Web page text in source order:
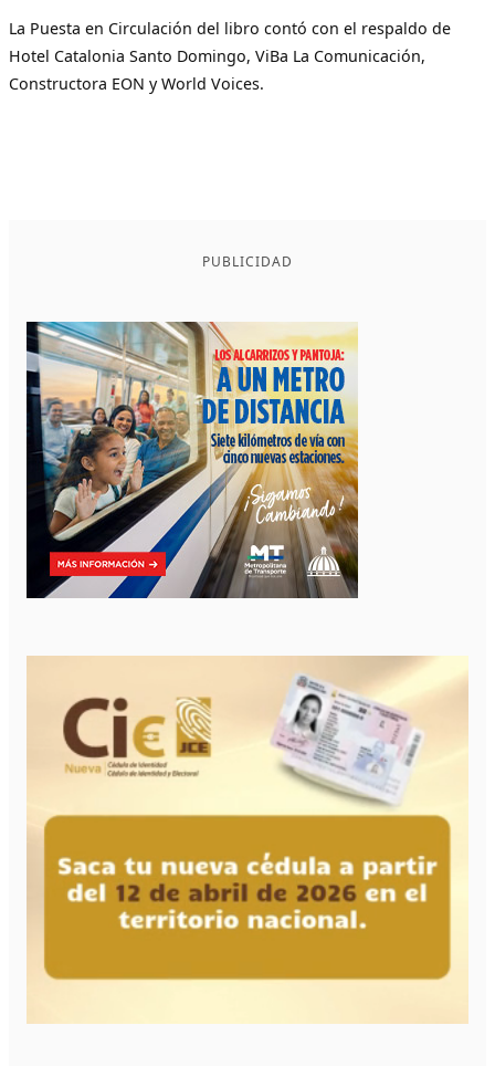
La Puesta en Circulación del libro contó con el respaldo de
Hotel Catalonia Santo Domingo, ViBa La Comunicación,
Constructora EON y World Voices.
PUBLICIDAD